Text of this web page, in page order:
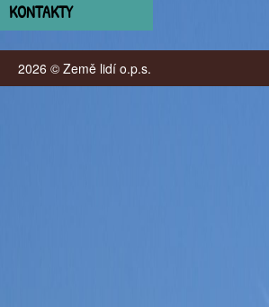
KONTAKTY
2026 © Země lidí o.p.s.